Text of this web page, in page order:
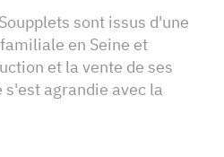
sont issus d'une
en Seine et
et la vente de ses
agrandie avec la